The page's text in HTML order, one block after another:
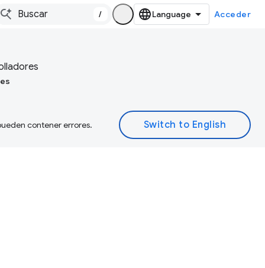
/ Acceder
contener errores.